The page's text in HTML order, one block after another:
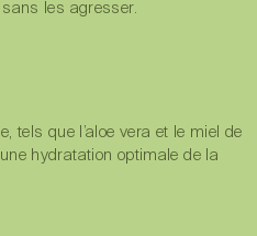
les agresser.
tels que l’aloe vera et le miel de
hydratation optimale de la